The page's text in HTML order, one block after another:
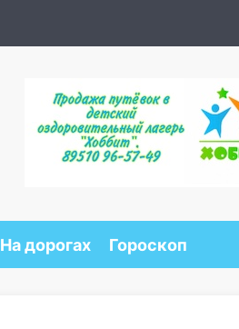
На дорогах Гороскоп